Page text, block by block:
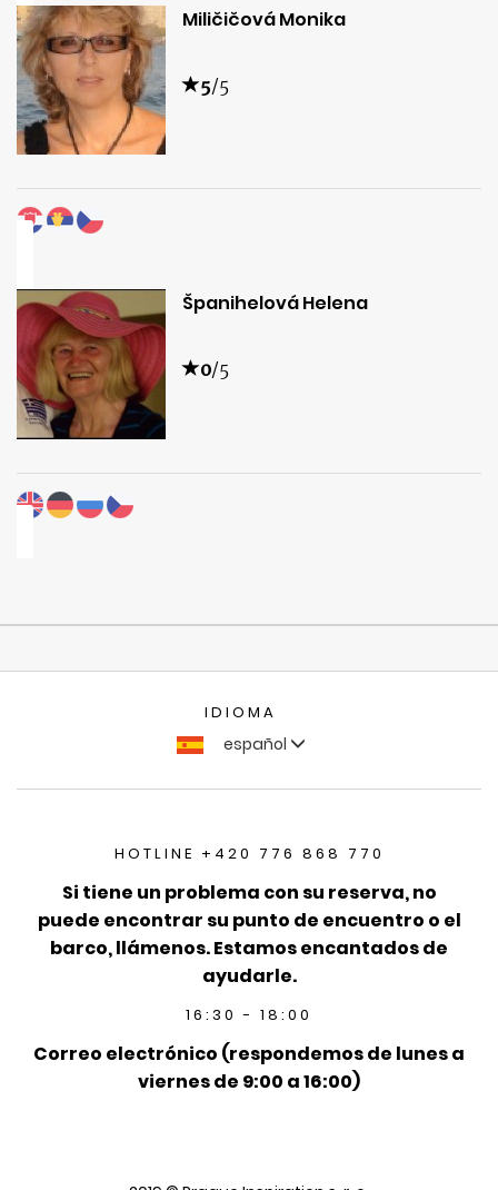
Miličičová Monika
5/5
Španihelová Helena
0/5
IDIOMA
español
HOTLINE +420 776 868 770
Si tiene un problema con su reserva, no
puede encontrar su punto de encuentro o el
barco, llámenos. Estamos encantados de
ayudarle.
16:30 - 18:00
Correo electrónico (respondemos de lunes a
viernes de 9:00 a 16:00)